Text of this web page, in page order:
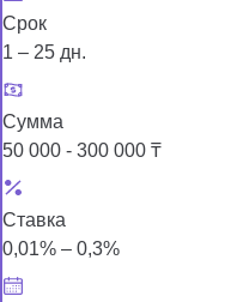
Срок
1 – 25 дн.
Сумма
50 000 - 300 000 ₸
Ставка
0,01% – 0,3%